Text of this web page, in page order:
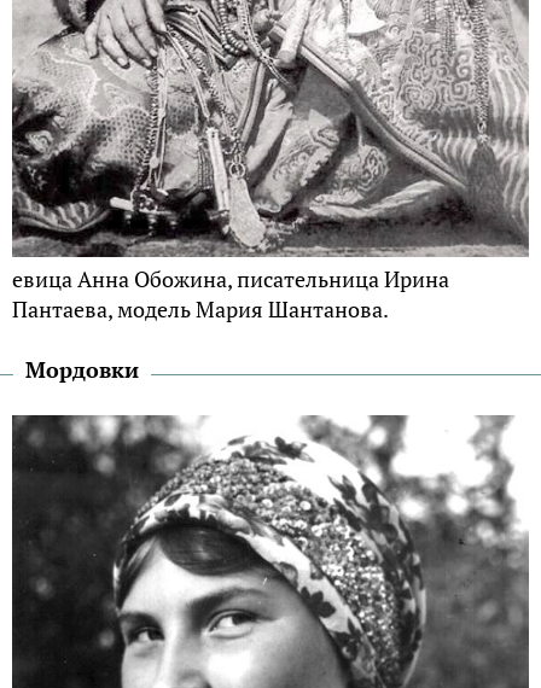
евица Анна Обожина, писательница Ирина
Пантаева, модель Мария Шантанова.
Мордовки